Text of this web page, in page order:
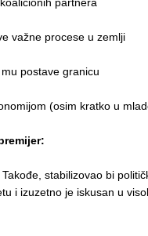
važne procese u zemlji
postave granicu
(osim kratko u
stabilizovao bi
i izuzetno je iskusan u